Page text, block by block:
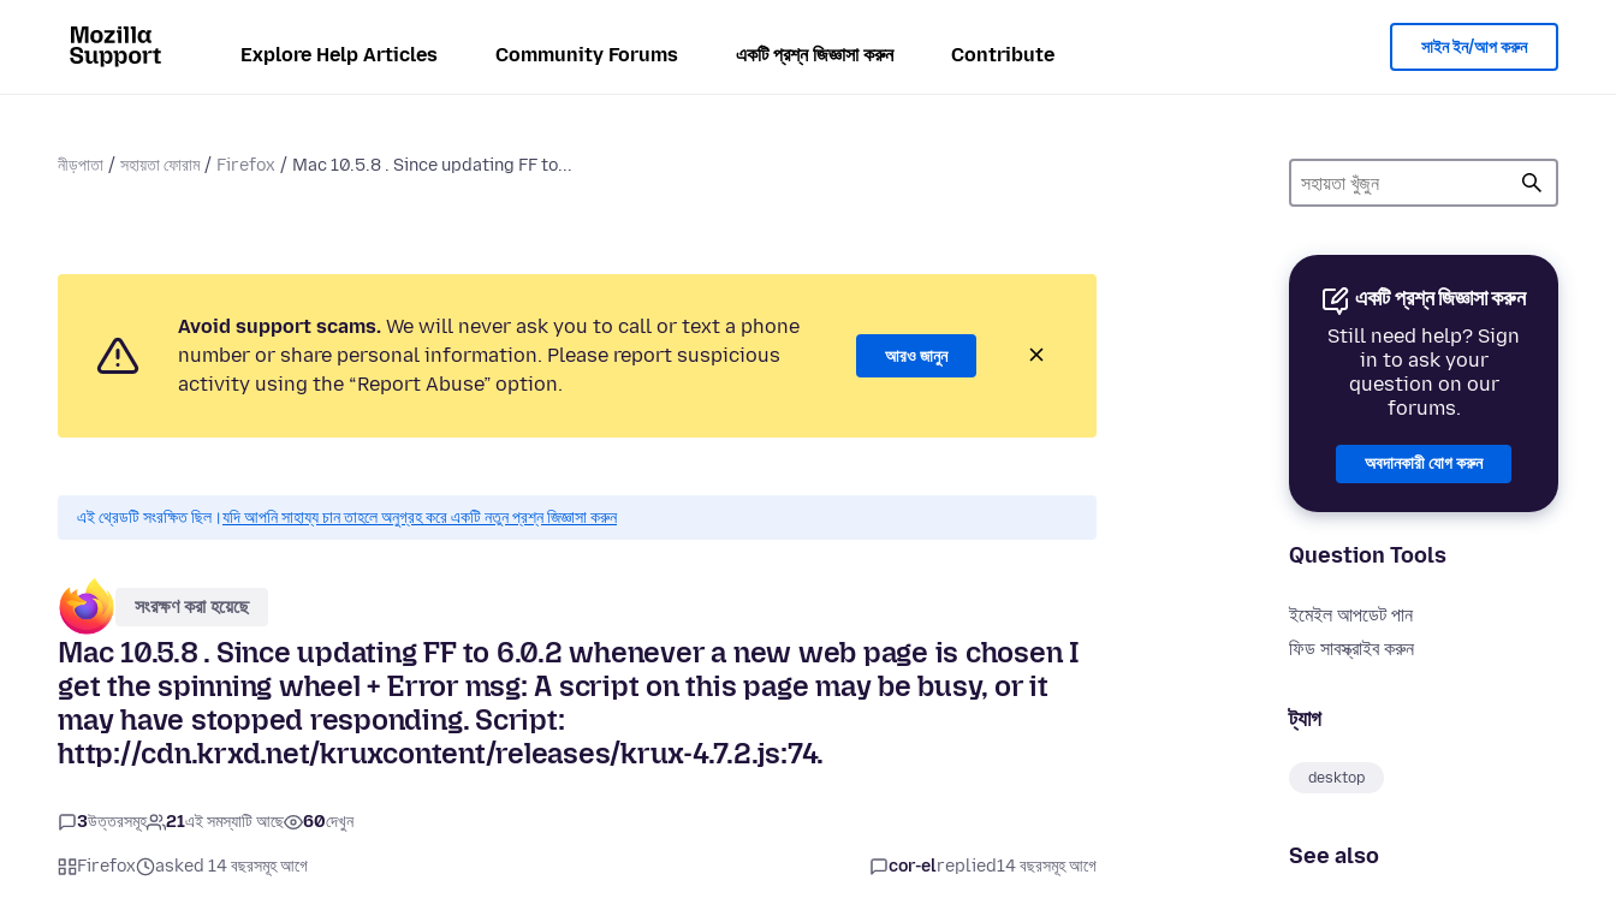
Explore Help Articles Community Forums একটি প্রশ্ন জিজ্ঞাসা করুন Contribute সাইন ইন/আপ করুন
নীড়পাতা সহায়তা ফোরাম Firefox Mac 10.5.8 . Since updating FF to...
একটি প্রশ্ন জিজ্ঞাসা করুন
Still need help? Sign
in to ask your
question on our
forums.
অবদানকারী যোগ করুন
Question Tools
ইমেইল আপডেট পান
ফিড সাবস্ক্রাইব করুন
ট্যাগ
desktop
See also
Avoid support scams. We will never ask you to call or text a phone
number or share personal information. Please report suspicious
activity using the “Report Abuse” option.
আরও জানুন
এই থ্রেডটি সংরক্ষিত ছিল।যদি আপনি সাহায্য চান তাহলে অনুগ্রহ করে একটি নতুন প্রশ্ন জিজ্ঞাসা করুন
সংরক্ষণ করা হয়েছে
Mac 10.5.8 . Since updating FF to 6.0.2 whenever a new web page is chosen I
get the spinning wheel + Error msg: A script on this page may be busy, or it
may have stopped responding. Script:
http://cdn.krxd.net/kruxcontent/releases/krux-4.7.2.js:74.
3উত্তরসমূহ 21এই সমস্যাটি আছে 60দেখুন
Firefox asked 14 বছরসমূহ আগে cor-elreplied14 বছরসমূহ আগে